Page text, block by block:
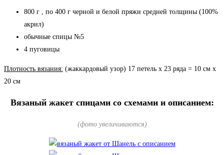
800 г , по 400 г черной и белой пряжи средней толщины (100%
акрил)
обычные спицы №5
4 пуговицы
Плотность вязания: (жаккардовый узор) 17 петель х 23 ряда = 10 см х
20 см
Вязаный жакет спицами со схемами и описанием:
(фото увеличиваются)